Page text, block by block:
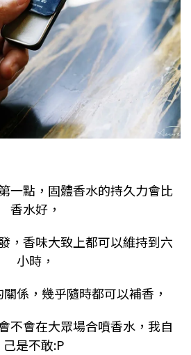
一點，固體香水的持久力會比
香水好，
，香味大致上都可以維持到六
小時，
係，幾乎隨時都可以補香，
不會在大眾場合噴香水，我自
己是不敢:P